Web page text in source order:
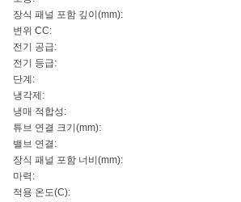
장식 패널 포함 깊이(mm):
변위 CC:
전기 공급:
전기 등급:
단계:
냉각제:
냉매 적합성:
튜브 연결 크기(mm):
밸브 연결:
장식 패널 포함 너비(mm):
마력:
적용 온도(C):